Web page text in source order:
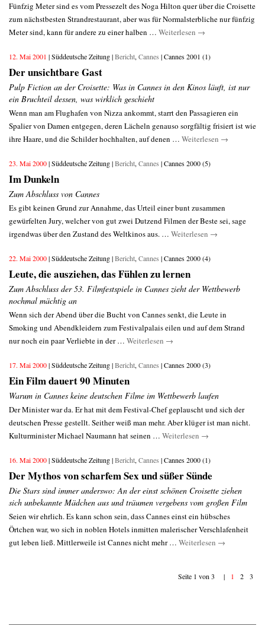
Fünfzig Meter sind es vom Pressezelt des Noga Hilton quer über die Croisette
zum nächstbesten Strandrestaurant, aber was für Normalsterbliche nur fünfzig
Meter sind, kann für andere zu einer halben … Weiterlesen →
12. Mai 2001 | Süddeutsche Zeitung |Bericht, Cannes | Cannes 2001 (1)
Der unsichtbare Gast
Pulp Fiction an der Croisette: Was in Cannes in den Kinos läuft, ist nur
ein Bruchteil dessen, was wirklich geschieht
Wenn man am Flughafen von Nizza ankommt, starrt den Passagieren ein
Spalier von Damen entgegen, deren Lächeln genauso sorgfältig frisiert ist wie
ihre Haare, und die Schilder hochhalten, auf denen … Weiterlesen →
23. Mai 2000| Süddeutsche Zeitung |Bericht, Cannes | Cannes 2000 (5)
Im Dunkeln
Zum Abschluss von Cannes
Es gibt keinen Grund zur Annahme, das Urteil einer bunt zusammen
gewürfelten Jury, welcher von gut zwei Dutzend Filmen der Beste sei, sage
irgendwas über den Zustand des Weltkinos aus. … Weiterlesen →
22. Mai 2000| Süddeutsche Zeitung |Bericht, Cannes | Cannes 2000 (4)
Leute, die ausziehen, das Fühlen zu lernen
Zum Abschluss der 53. Filmfestspiele in Cannes zieht der Wettbewerb
nochmal mächtig an
Wenn sich der Abend über die Bucht von Cannes senkt, die Leute in
Smoking und Abendkleidern zum Festivalpalais eilen und auf dem Strand
nur noch ein paar Verliebte in der … Weiterlesen →
17. Mai 2000| Süddeutsche Zeitung |Bericht, Cannes | Cannes 2000 (3)
Ein Film dauert 90 Minuten
Warum in Cannes keine deutschen Filme im Wettbewerb laufen
Der Minister war da. Er hat mit dem Festival-Chef geplauscht und sich der
deutschen Presse gestellt. Seither weiß man mehr. Aber klüger ist man nicht.
Kulturminister Michael Naumann hat seinen … Weiterlesen →
16. Mai 2000| Süddeutsche Zeitung |Bericht, Cannes | Cannes 2000 (1)
Der Mythos von scharfem Sex und süßer Sünde
Die Stars sind immer anderswo: An der einst schönen Croisette ziehen
sich unbekannte Mädchen aus und träumen vergebens vom großen Film
Seien wir ehrlich. Es kann schon sein, dass Cannes einst ein hübsches
Örtchen war, wo sich in noblen Hotels inmitten malerischer Verschlafenheit
gut leben ließ. Mittlerweile ist Cannes nicht mehr … Weiterlesen →
Seite 1 von 3 | 1 2 3